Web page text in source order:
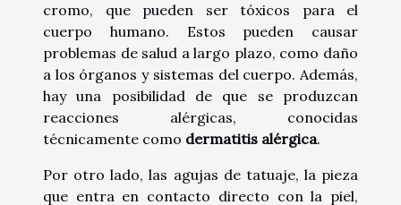
cromo, que pueden ser tóxicos para el
cuerpo humano. Estos pueden causar
problemas de salud a largo plazo, como daño
a los órganos y sistemas del cuerpo. Además,
hay una posibilidad de que se produzcan
reacciones alérgicas, conocidas
técnicamente como dermatitis alérgica.
Por otro lado, las agujas de tatuaje, la pieza
que entra en contacto directo con la piel,